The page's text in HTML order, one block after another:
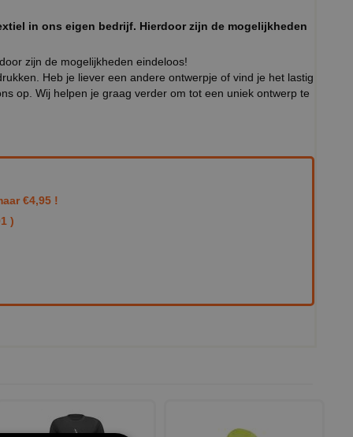
in ons eigen bedrijf. Hierdoor zijn de mogelijkheden
zijn de mogelijkheden eindeloos!
Heb je liever een andere ontwerpje of vind je het lastig
op. Wij helpen je graag verder om tot een uniek ontwerp te
€4,95 !
)